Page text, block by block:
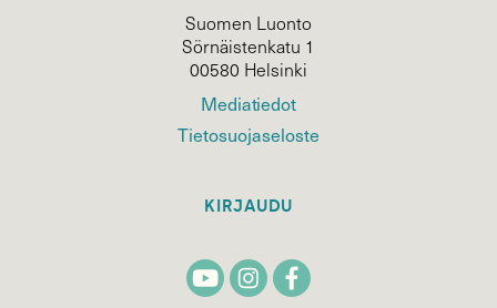
Suomen Luonto
Sörnäistenkatu 1
00580 Helsinki
Mediatiedot
Tietosuojaseloste
KIRJAUDU